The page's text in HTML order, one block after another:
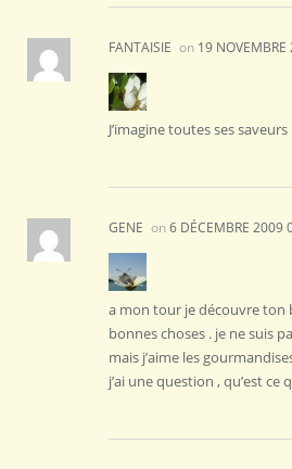
FANTAISIE on 19
J’imagine toutes ses saveurs
GENE on6 DÉCEMBRE 2009
a mon tour je découvre ton
bonnes choses . je ne suis
mais j’aime les
j’ai une question , qu’est ce